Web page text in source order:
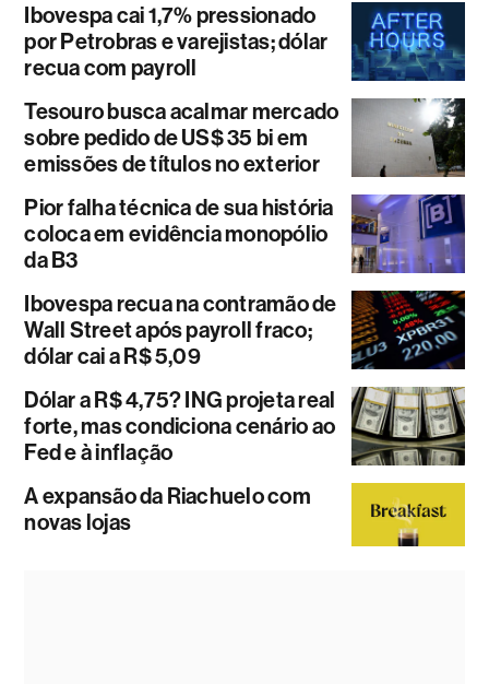
Ibovespa cai 1,7% pressionado
por Petrobras e varejistas; dólar
recua com payroll
Tesouro busca acalmar mercado
sobre pedido de US$ 35 bi em
emissões de títulos no exterior
Pior falha técnica de sua história
coloca em evidência monopólio
da B3
Ibovespa recua na contramão de
Wall Street após payroll fraco;
dólar cai a R$ 5,09
Dólar a R$ 4,75? ING projeta real
forte, mas condiciona cenário ao
Fed e à inflação
A expansão da Riachuelo com
novas lojas